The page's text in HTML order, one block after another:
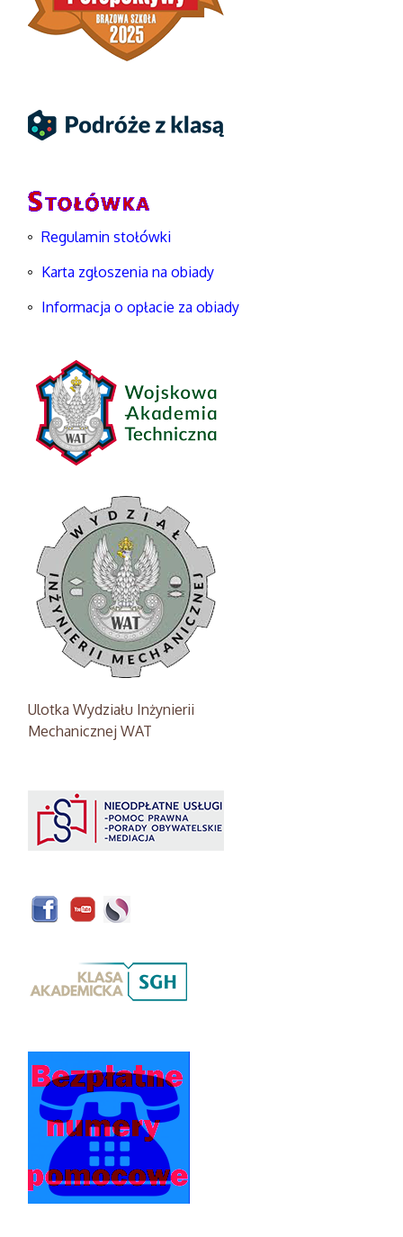
Regulamin stołówki
Karta zgłoszenia na obiady
Informacja o opłacie za obiady
Ulotka Wydziału Inżynierii
Mechanicznej WAT